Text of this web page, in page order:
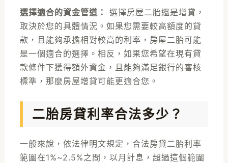
選擇適合的資金管道：
選擇房屋二胎還是增貸，
取決於您的具體情況。如果您需要較高額度的貸
款，且能夠承擔相對較高的利率，房屋二胎可能
是一個適合的選擇。相反，如果您希望在現有貸
款條件下獲得額外資金，且能夠滿足銀行的審核
標準，那麼房屋增貸可能更適合您。
二胎房貸利率合法多少？
一般來說，依法律明文規定，合法房貸二胎利率
範圍在1%~2.5%之間，以月計息，超過這個範圍